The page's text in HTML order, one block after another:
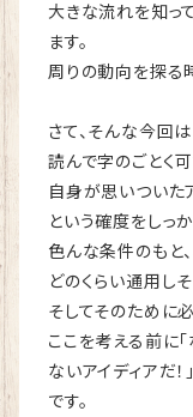
大きな流れを知っ
ます。
周りの動向を探る
さて、そんな今回は
読んで字のごとく
自身が思いついた
という確度をしっ
色んな条件のもと
どのくらい通用しそ
そしてそのために
ここを考える前に
ないアイディアだ
です。